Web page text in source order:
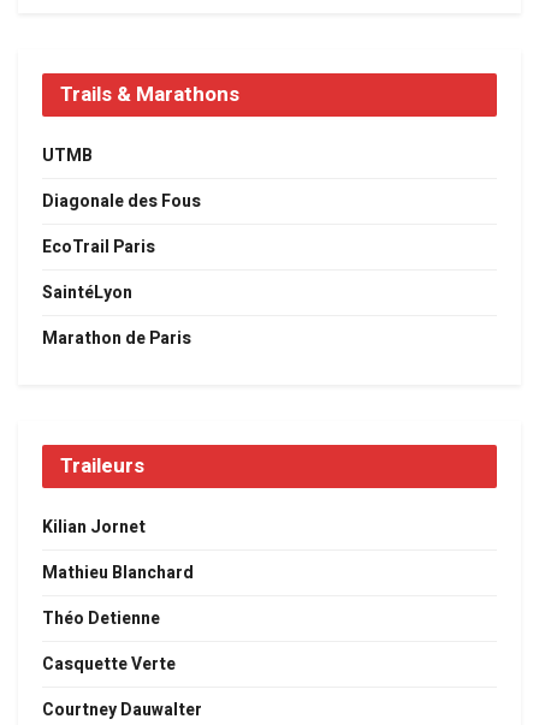
Trails & Marathons
UTMB
Diagonale des Fous
EcoTrail Paris
SaintéLyon
Marathon de Paris
Traileurs
Kilian Jornet
Mathieu Blanchard
Théo Detienne
Casquette Verte
Courtney Dauwalter